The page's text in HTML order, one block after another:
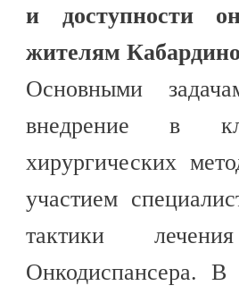
и доступности
жителям
Основными
внедрение в
хирургических
участием
тактики
Онкодиспансера. В